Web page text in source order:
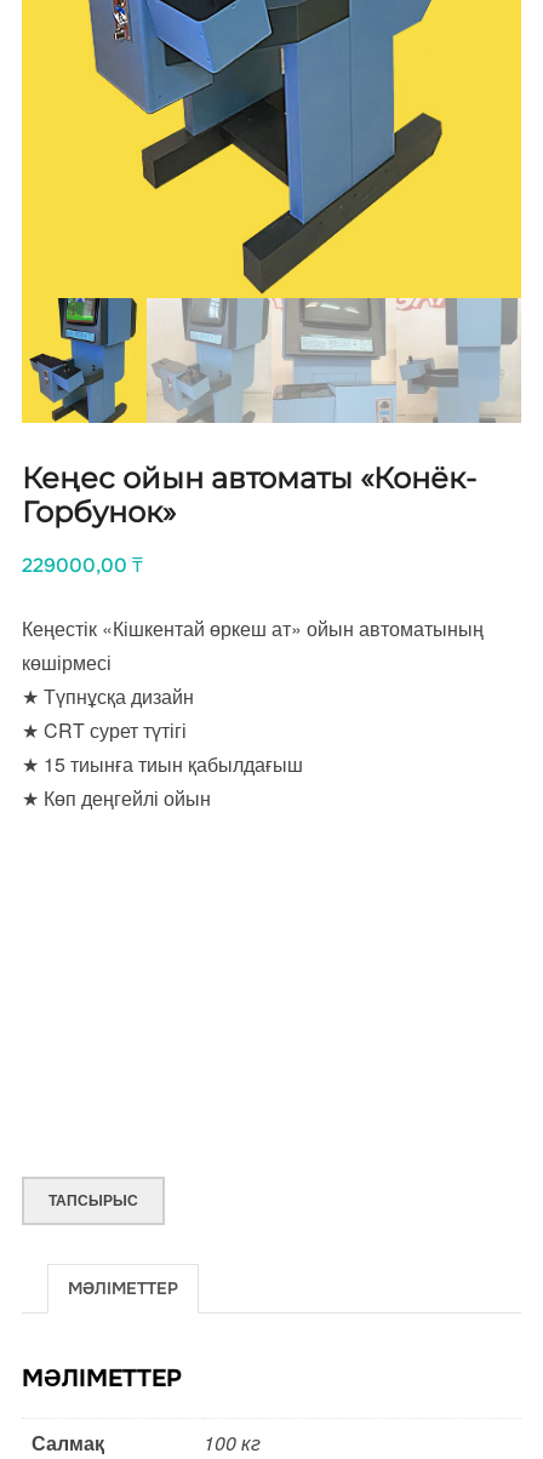
Кеңес ойын автоматы «Конёк-
Горбунок»
229000,00 ₸
Кеңестік «Кішкентай өркеш ат» ойын автоматының
көшірмесі
★ Түпнұсқа дизайн
★ CRT сурет түтігі
★ 15 тиынға тиын қабылдағыш
★ Көп деңгейлі ойын
ТАПСЫРЫС
МӘЛІМЕТТЕР
МӘЛІМЕТТЕР
Салмақ
100 кг